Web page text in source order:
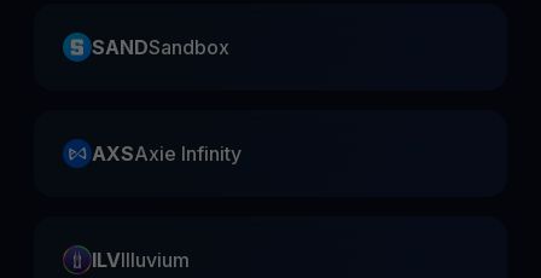
SANDSandbox
AXSAxie Infinity
ILVIlluvium